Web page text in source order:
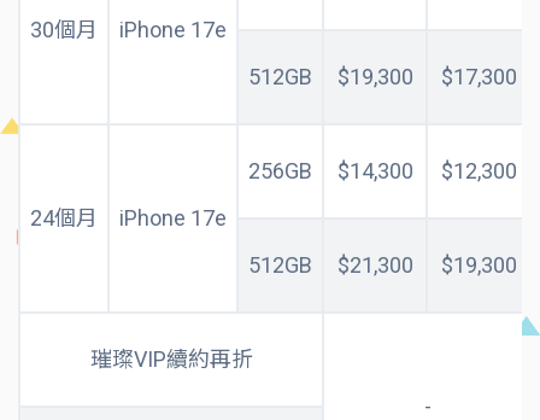
30個月 iPhone 17e
512GB $19,300 $17,300
24個月 iPhone 17e
256GB $14,300 $12,300
512GB $21,300 $19,300
璀璨VIP續約再折
-